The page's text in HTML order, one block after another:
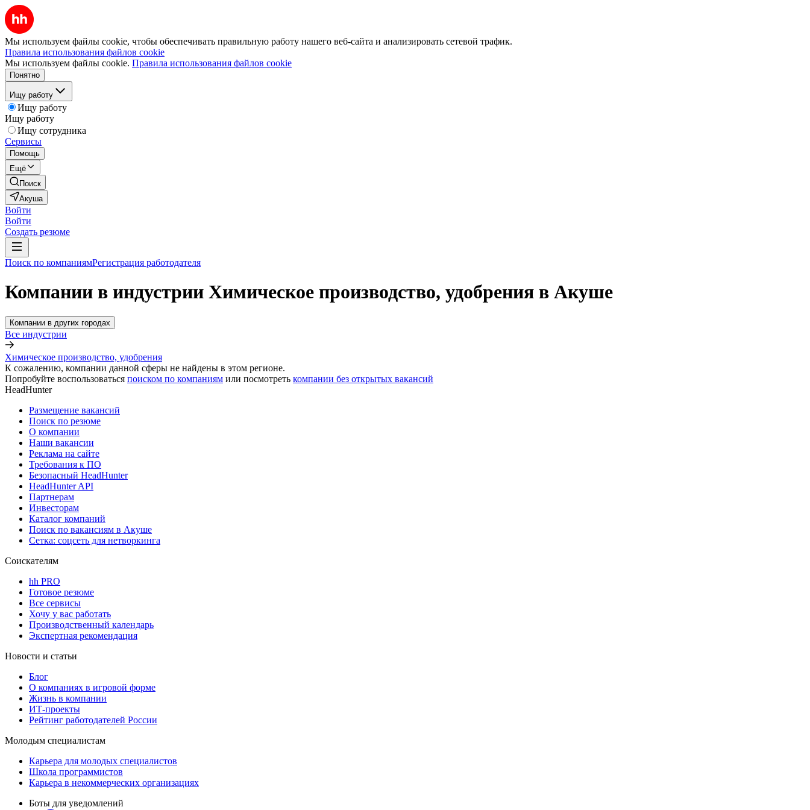
Мы используем файлы cookie, чтобы обеспечивать правильную работу нашего веб-сайта и анализировать сетевой трафик.
Правила использования файлов cookie
Мы используем файлы cookie. Правила использования файлов cookie
Понятно
Ищу работу
Ищу работу
Ищу работу
Ищу сотрудника
Сервисы
Помощь
Ещё
Поиск
Акуша
Войти
Войти
Создать резюме
Поиск по компаниямРегистрация работодателя
Компании в индустрии Химическое производство, удобрения в Акуше
Компании в других городах
Все индустрии
Химическое производство, удобрения
К сожалению, компании данной сферы не найдены в этом регионе.
Попробуйте воспользоваться поиском по компаниям или посмотреть компании без открытых вакансий
HeadHunter
Размещение вакансий
Поиск по резюме
О компании
Наши вакансии
Реклама на сайте
Требования к ПО
Безопасный HeadHunter
HeadHunter API
Партнерам
Инвесторам
Каталог компаний
Поиск по вакансиям в Акуше
Сетка: соцсеть для нетворкинга
Соискателям
hh PRO
Готовое резюме
Все сервисы
Хочу у вас работать
Производственный календарь
Экспертная рекомендация
Новости и статьи
Блог
О компаниях в игровой форме
Жизнь в компании
ИТ-проекты
Рейтинг работодателей России
Молодым специалистам
Карьера для молодых специалистов
Школа программистов
Карьера в некоммерческих организациях
Боты для уведомлений